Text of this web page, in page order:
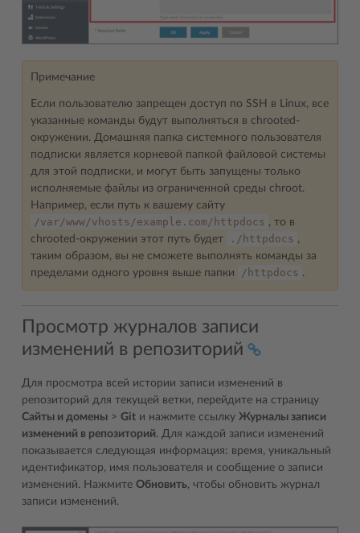
Примечание
Если пользователю запрещен доступ по SSH в Linux, все
указанные команды будут выполняться в chrooted-
окружении. Домашняя папка системного пользователя
подписки является корневой папкой файловой системы
для этой подписки, и могут быть запущены только
исполняемые файлы из ограниченной среды chroot.
Например, если путь к вашему сайту
/var/www/vhosts/example.com/httpdocs , то в
chrooted-окружении этот путь будет
./httpdocs ,
таким образом, вы не сможете выполнять команды за
пределами одного уровня выше папки
/httpdocs .
Просмотр журналов записи
изменений в репозиторий
Для просмотра всей истории записи изменений в
репозиторий для текущей ветки, перейдите на страницу
Сайты и домены > Git и нажмите ссылку Журналы записи
изменений в репозиторий. Для каждой записи изменений
показывается следующая информация: время, уникальный
идентификатор, имя пользователя и сообщение о записи
изменений. Нажмите Обновить, чтобы обновить журнал
записи изменений.